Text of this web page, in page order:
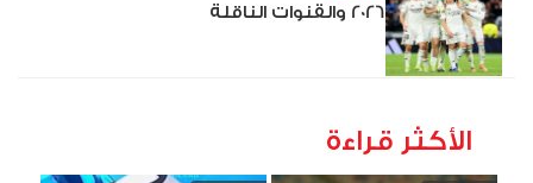
2026 والقنوات الناقلة
الأكثر قراءة